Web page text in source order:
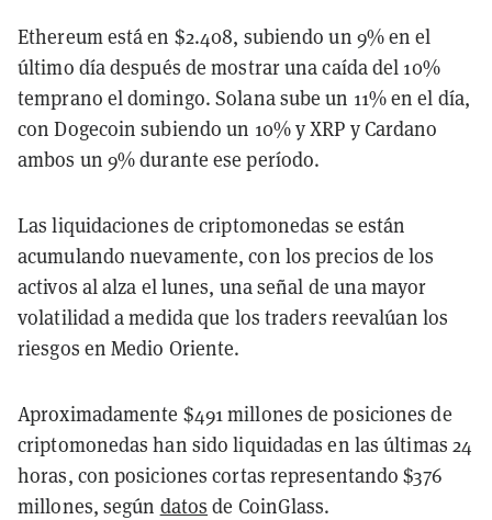
Ethereum está en $2.408, subiendo un 9% en el
último día después de mostrar una caída del 10%
temprano el domingo. Solana sube un 11% en el día,
con Dogecoin subiendo un 10% y XRP y Cardano
ambos un 9% durante ese período.
Las liquidaciones de criptomonedas se están
acumulando nuevamente, con los precios de los
activos al alza el lunes, una señal de una mayor
volatilidad a medida que los traders reevalúan los
riesgos en Medio Oriente.
Aproximadamente $491 millones deposiciones de
criptomonedas han sido liquidadas en las últimas 24
horas, con posiciones cortas representando $376
millones, según datos de CoinGlass.